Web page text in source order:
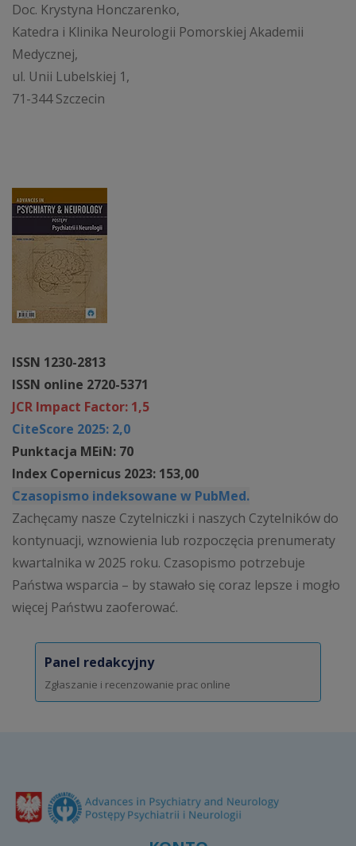
ISSN 1230-2813
ISSN online 2720-5371
JCR Impact Factor: 1,5
CiteScore 2025: 2,0
Punktacja MEiN: 70
Index Copernicus 2023: 153,00
Czasopismo indeksowane w PubMed.
Zachęcamy nasze Czytelniczki i naszych Czytelników do
kontynuacji, wznowienia lub rozpoczęcia prenumeraty
kwartalnika w 2025 roku. Czasopismo potrzebuje
Państwa wsparcia – by stawało się coraz lepsze i mogło
więcej Państwu zaoferować.
Panel redakcyjny
Zgłaszanie i recenzowanie prac online
Doc. Krystyna Honczarenko,
Katedra i Klinika Neurologii Pomorskiej Akademii
Medycznej,
ul. Unii Lubelskiej 1,
71-344 Szczecin